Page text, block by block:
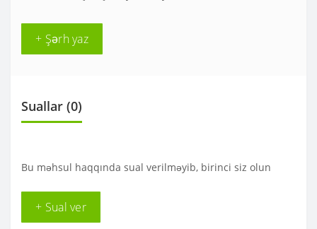
+ Şərh yaz
Suallar (0)
Bu məhsul haqqında sual verilməyib, birinci siz olun
+ Sual ver